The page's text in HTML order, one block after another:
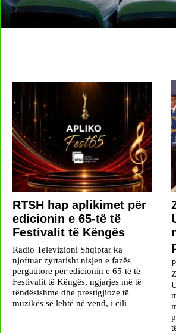
RTSH hap aplikimet për
edicionin e 65-të të
Festivalit të Këngës
Radio Televizioni Shqiptar ka
njoftuar zyrtarisht nisjen e fazës
përgatitore për edicionin e 65-të të
Festivalit të Këngës, ngjarjes më të
rëndësishme dhe prestigjioze të
muzikës së lehtë në vend, i cili